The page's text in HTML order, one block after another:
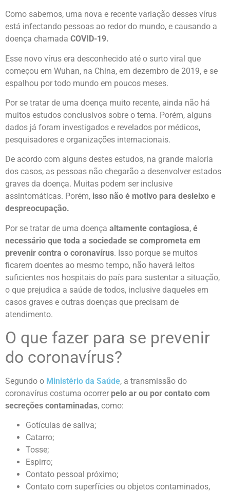
Como sabemos, uma nova e recente variação desses vírus
está infectando pessoas ao redor do mundo, e causando a
doença chamada COVID-19.
Esse novo vírus era desconhecido até o surto viral que
começou em Wuhan, na China, em dezembro de 2019, e se
espalhou por todo mundo em poucos meses.
Por se tratar de uma doença muito recente, ainda não há
muitos estudos conclusivos sobre o tema. Porém, alguns
dados já foram investigados e revelados por médicos,
pesquisadores e organizações internacionais.
De acordo com alguns destes estudos, na grande maioria
dos casos, as pessoas não chegarão a desenvolver estados
graves da doença. Muitas podem ser inclusive
assintomáticas. Porém, isso não é motivo para desleixo e
despreocupação.
Por se tratar de uma doença altamente contagiosa, é
necessário que toda a sociedade se comprometa em
prevenir contra o coronavírus. Isso porque se muitos
ficarem doentes ao mesmo tempo, não haverá leitos
suficientes nos hospitais do país para sustentar a situação,
o que prejudica a saúde de todos, inclusive daqueles em
casos graves e outras doenças que precisam de
atendimento.
O que fazer para se prevenir
do coronavírus?
Segundo o Ministério da Saúde, a transmissão do
coronavírus costuma ocorrer pelo ar ou por contato com
secreções contaminadas, como:
Gotículas de saliva;
Catarro;
Tosse;
Espirro;
Contato pessoal próximo;
Contato com superfícies ou objetos contaminados,